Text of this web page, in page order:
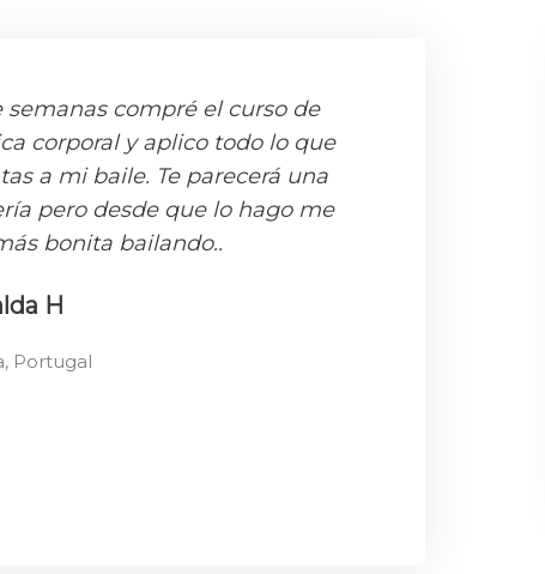
semanas compré el curso de
corporal y aplico todo lo que
a mi baile. Te parecerá una
pero desde que lo hago me
bonita bailando..
H
Portugal